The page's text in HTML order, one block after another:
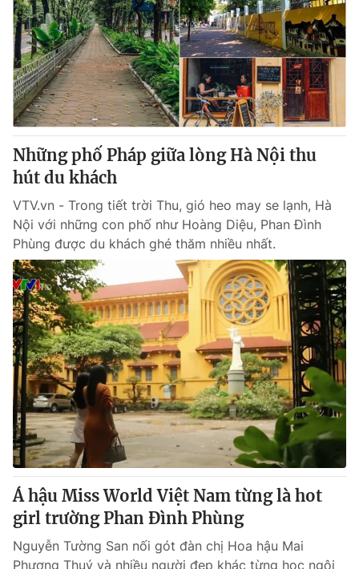
Những phố Pháp giữa lòng Hà Nội thu
hút du khách
VTV.vn - Trong tiết trời Thu, gió heo may se lạnh, Hà
Nội với những con phố như Hoàng Diệu, Phan Đình
Phùng được du khách ghé thăm nhiều nhất.
Á hậu Miss World Việt Nam từng là hot
girl trường Phan Đình Phùng
Nguyễn Tường San nối gót đàn chị Hoa hậu Mai
Phương Thuý và nhiều người đẹp khác từng học ngôi